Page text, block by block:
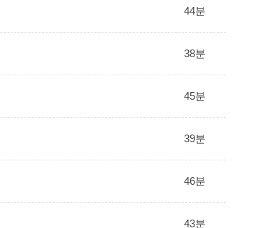
44분
38분
45분
39분
46분
43분